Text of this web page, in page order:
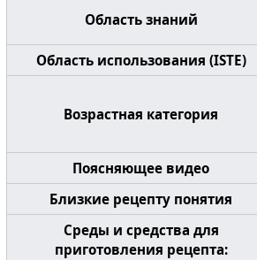
Область знаний
Область использования (ISTE)
Возрастная категория
Поясняющее видео
Близкие рецепту понятия
Среды и средства для
приготовления рецепта: